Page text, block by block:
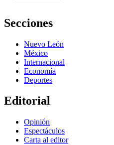
Secciones
Nuevo León
México
Internacional
Economía
Deportes
Editorial
Opinión
Espectáculos
Carta al editor